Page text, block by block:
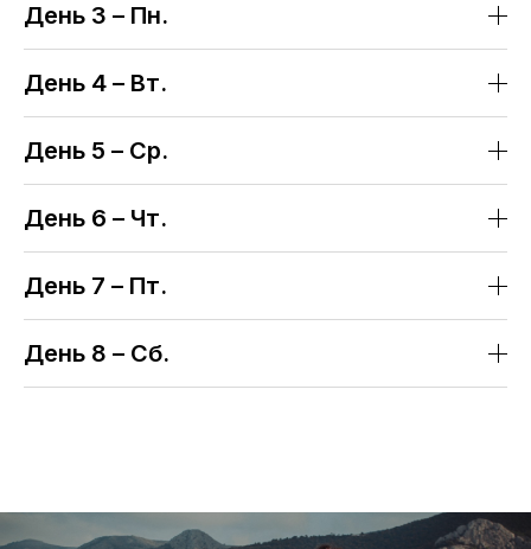
День 3 – Пн.
День 4 – Вт.
День 5 – Ср.
День 6 – Чт.
День 7 – Пт.
День 8 – Cб.